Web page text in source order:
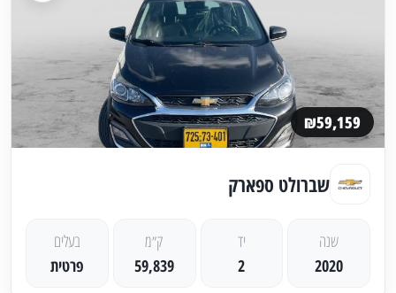
₪59,159
שברולט ספארק
שנה
2020
יד
2
ק״מ
59,839
בעלים
פרטית